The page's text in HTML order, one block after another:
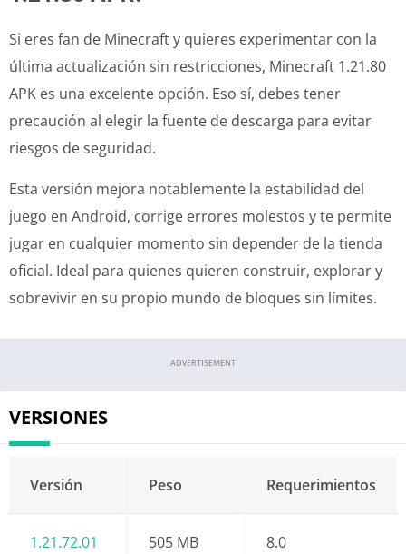
Si eres fan de Minecraft y quieres experimentar con la
última actualización sin restricciones, Minecraft 1.21.80
APK es una excelente opción. Eso sí, debes tener
precaución al elegir la fuente de descarga para evitar
riesgos de seguridad.
Esta versión mejora notablemente la estabilidad del
juego en Android, corrige errores molestos y te permite
jugar en cualquier momento sin depender de la tienda
oficial. Ideal para quienes quieren construir, explorar y
sobrevivir en su propio mundo de bloques sin límites.
ADVERTISEMENT
VERSIONES
Versión Peso Requerimientos
1.21.72.01 505 MB 8.0